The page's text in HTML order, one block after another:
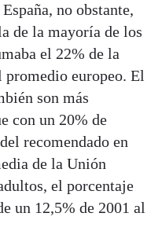
no obstante,
de la mayoría de los
el 22% de la
europeo. El
son más
con un 20% de
recomendado en
de la Unión
el porcentaje
un 12,5% de 2001 al